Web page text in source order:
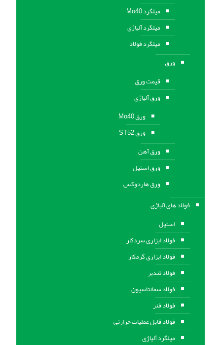
میلگرد Mo40
میلگرد آلیاژی
میلگرد فولاد
ورق
قیمت ورق
ورق آلیاژی
ورق Mo40
ورق ST52
ورق آهن
ورق استيل
ورق هاردوکس
فولاد های آلیاژی
استیل
فولاد ابزاری سردکار
فولاد ابزاری گرمکار
فولاد تندبر
فولاد سمانتاسیون
فولاد فنر
فولاد قابل عملیات حرارتی
ميلگرد آلیاژی